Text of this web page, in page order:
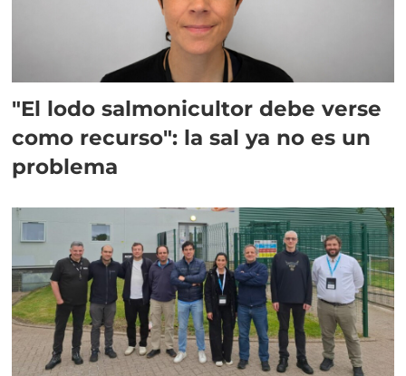
"El lodo salmonicultor debe verse
como recurso": la sal ya no es un
problema